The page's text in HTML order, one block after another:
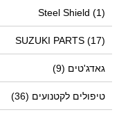
Steel Shield (1)
SUZUKI PARTS (17)
גאדג'טים (9)
טיפולים לקטנועים (36)